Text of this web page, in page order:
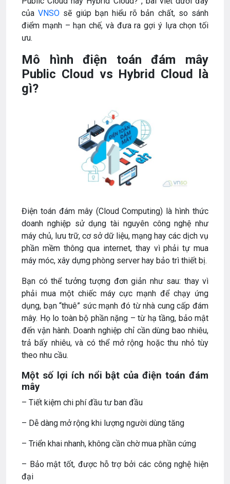
củaVNSO sẽ giúp bạn hiểu rõ bản chất, so sánh
điểm mạnh – hạn chế, và đưa ra gợi ý lựa chọn tối
ưu.
Mô hình điện toán đám mây
Public Cloud vs Hybrid Cloud là
gì?
Điện toán đám mây (Cloud Computing) là hình thức
doanh nghiệp sử dụng tài nguyên công nghệ như
máy chủ, lưu trữ, cơ sở dữ liệu, mạng hay các dịch vụ
phần mềm thông qua internet, thay vì phải tự mua
máy móc, xây dựng phòng server hay bảo trì thiết bị.
Bạn có thể tưởng tượng đơn giản như sau: thay vì
phải mua một chiếc máy cực mạnh để chạy ứng
dụng, bạn “thuê” sức mạnh đó từ nhà cung cấp đám
mây. Họ lo toàn bộ phần nặng – từ hạ tầng, bảo mật
đến vận hành. Doanh nghiệp chỉ cần dùng bao nhiêu,
trả bấy nhiêu, và có thể mở rộng hoặc thu nhỏ tùy
theo nhu cầu.
Một số lợi ích nổi bật của điện toán đám
mây
– Tiết kiệm chi phí đầu tư ban đầu
– Dễ dàng mở rộng khi lượng người dùng tăng
– Triển khai nhanh, không cần chờ mua phần cứng
– Bảo mật tốt, được hỗ trợ bởi các công nghệ hiện
đại